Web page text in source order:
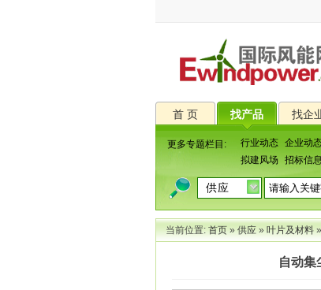
首 页 找产品 找企
更多专题栏目: 行业动态 企业动
拟建风场
招标信息
当前位置:首页»供应»叶片及材料
自动集